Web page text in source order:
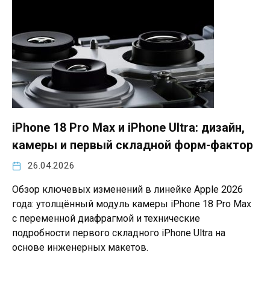
iPhone 18 Pro Max и iPhone Ultra: дизайн,
камеры и первый складной форм-фактор
26.04.2026
Обзор ключевых изменений в линейке Apple 2026
года: утолщённый модуль камеры iPhone 18 Pro Max
с переменной диафрагмой и технические
подробности первого складного iPhone Ultra на
основе инженерных макетов.